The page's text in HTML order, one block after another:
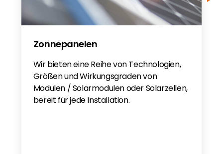
Zonnepanelen
Wir bieten eine Reihe von Technologien,
Größen und Wirkungsgraden von
Modulen / Solarmodulen oder Solarzellen,
bereit für jede Installation.